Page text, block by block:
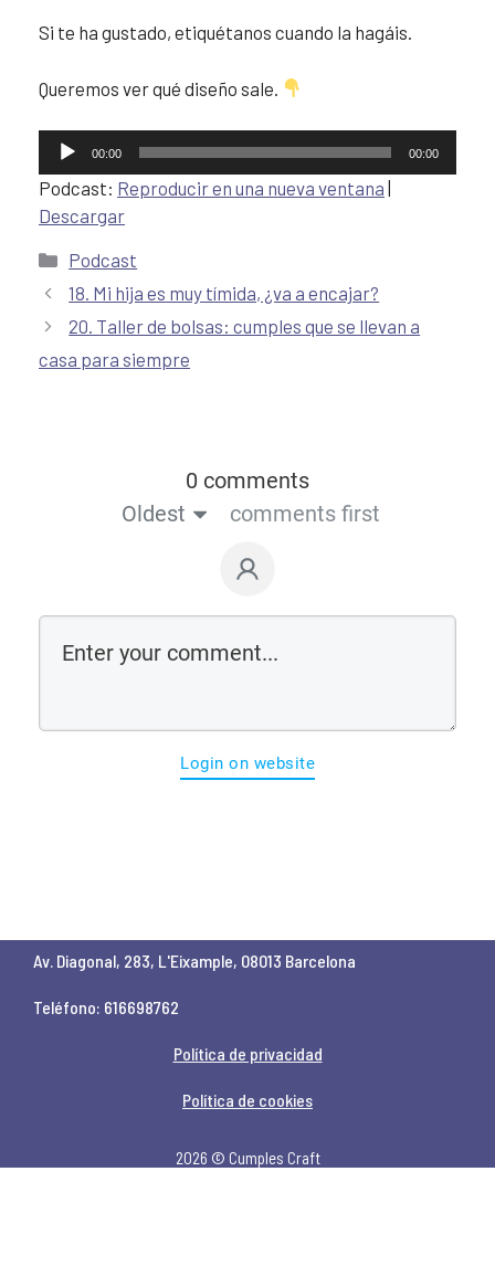
Si te ha gustado, etiquétanos cuando la hagáis.
Queremos ver qué diseño sale.
Reproductor
de
audio
00:00 00:00
Podcast: Reproducir en una nueva ventana
Descargar
Podcast
18. Mi hija es muy tímida, ¿va a encajar?
20. Taller de bolsas: cumples que se llevan a
casa para siempre
0 comments
Oldest
comments first
Login on website
Av. Diagonal, 283, L'Eixample, 08013 Barcelona
Teléfono: 616698762
Política de privacidad
Política de cookies
2026 © Cumples Craft